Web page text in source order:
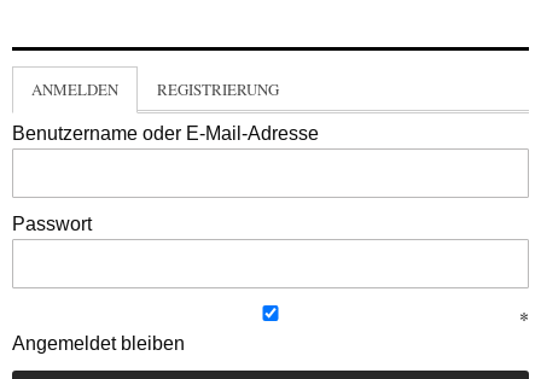
ANMELDEN REGISTRIERUNG
Benutzername oder E-Mail-Adresse
Passwort
Angemeldet bleiben